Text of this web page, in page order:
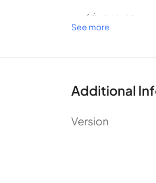
เวอร์ชั่น Android
เวอร์ชั่นปัจจุบัน
การปรับปรุงครั้งล่าสุด
See more
Additional
Version